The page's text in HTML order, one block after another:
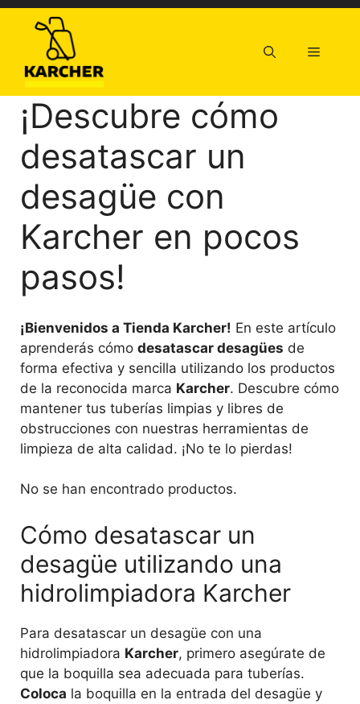
Saltar
contenido
Menú
¡Descubre cómo
desatascar un
desagüe con
Karcher en pocos
pasos!
¡Bienvenidos a Tienda Karcher! En este artículo
aprenderás cómo desatascar desagües de
forma efectiva y sencilla utilizando los productos
de la reconocida marca Karcher. Descubre cómo
mantener tus tuberías limpias y libres de
obstrucciones con nuestras herramientas de
limpieza de alta calidad. ¡No te lo pierdas!
No se han encontrado productos.
Cómo desatascar un
desagüe utilizando una
hidrolimpiadora Karcher
Para desatascar un desagüe con una
hidrolimpiadora Karcher, primero asegúrate de
que la boquilla sea adecuada para tuberías.
Coloca la boquilla en la entrada del desagüe y